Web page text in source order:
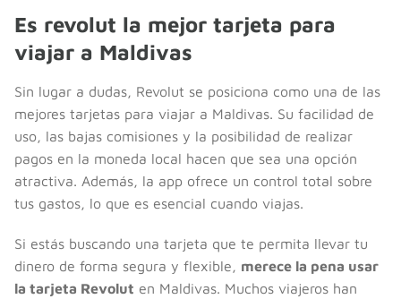
Es revolut la mejor tarjeta para
viajar a Maldivas
Sin lugar a dudas, Revolut se posiciona como una de las
mejores tarjetas para viajar a Maldivas. Su facilidad de
uso, las bajas comisiones y la posibilidad de realizar
pagos en la moneda local hacen que sea una opción
atractiva. Además, la app ofrece un control total sobre
tus gastos, lo que es esencial cuando viajas.
Si estás buscando una tarjeta que te permita llevar tu
dinero de forma segura y flexible, merece la pena usar
la tarjeta Revolut en Maldivas. Muchos viajeros han